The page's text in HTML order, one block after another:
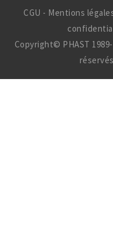
CGU - Mentions
Copyright© PHAST
réservés